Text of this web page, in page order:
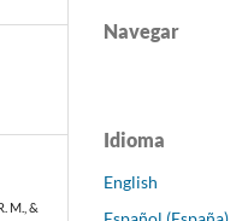
M., &
Navegar
Idioma
English